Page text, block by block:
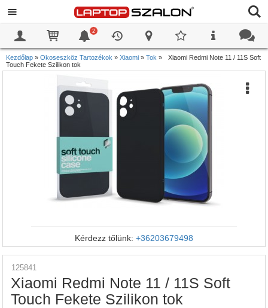
2
Kezdőlap » Okoseszköz Tartozékok » Xiaomi » Tok »
Xiaomi Redmi Note 11 / 11S Soft
Touch Fekete Szilikon tok
Kérdezz tőlünk: +36203679498
125841
Xiaomi Redmi Note 11 / 11S Soft
Touch Fekete Szilikon tok
0
0